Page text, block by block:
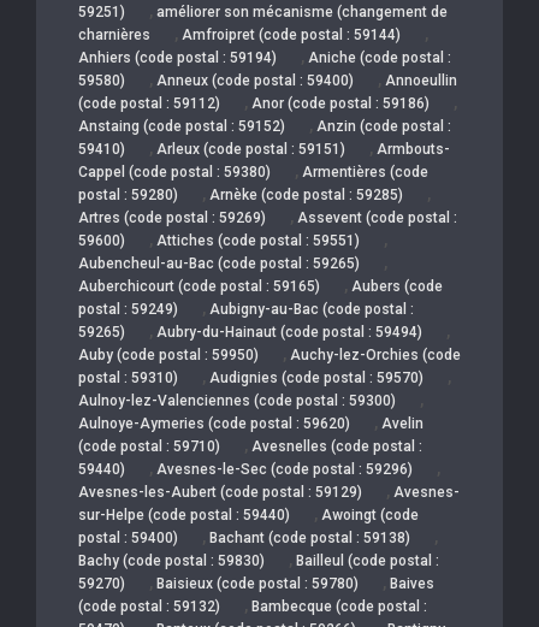
59251)
, améliorer son mécanisme (changement de
charnières
, Amfroipret (code postal : 59144) ,
Anhiers (code postal : 59194) , Aniche (code postal :
59580)
, Anneux (code postal : 59400) , Annoeullin
(code postal : 59112)
, Anor (code postal : 59186) ,
Anstaing (code postal : 59152) , Anzin (code postal :
59410)
, Arleux (code postal : 59151) , Armbouts-
Cappel (code postal : 59380)
, Armentières (code
postal : 59280)
, Arnèke (code postal : 59285) ,
Artres (code postal : 59269) , Assevent (code postal :
59600)
, Attiches (code postal : 59551) ,
Aubencheul-au-Bac (code postal : 59265) ,
Auberchicourt (code postal : 59165) , Aubers (code
postal : 59249)
, Aubigny-au-Bac (code postal :
59265)
, Aubry-du-Hainaut (code postal : 59494) ,
Auby (code postal : 59950) , Auchy-lez-Orchies (code
postal : 59310)
, Audignies (code postal : 59570) ,
Aulnoy-lez-Valenciennes (code postal : 59300) ,
Aulnoye-Aymeries (code postal : 59620) , Avelin
(code postal : 59710)
, Avesnelles (code postal :
59440)
, Avesnes-le-Sec (code postal : 59296) ,
Avesnes-les-Aubert (code postal : 59129) , Avesnes-
sur-Helpe (code postal : 59440)
, Awoingt (code
postal : 59400)
, Bachant (code postal : 59138) ,
Bachy (code postal : 59830) , Bailleul (code postal :
59270)
, Baisieux (code postal : 59780) , Baives
(code postal : 59132)
, Bambecque (code postal :